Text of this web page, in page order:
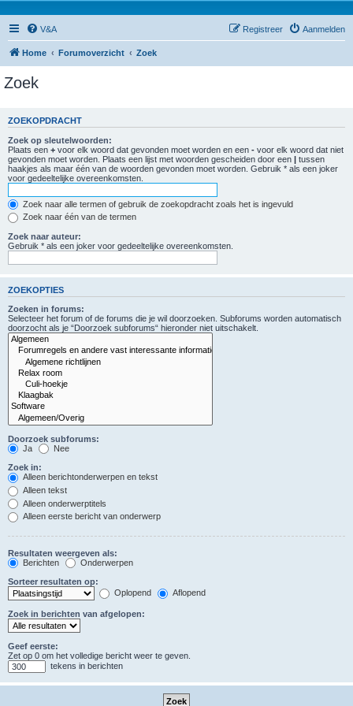
V&A Aanmelden
Registreer
Home Forumoverzicht Zoek
Zoek
ZOEKOPDRACHT
Zoek op sleutelwoorden:
Plaats een + voor elk woord dat gevonden moet worden en een - voor elk woord dat niet
gevonden moet worden. Plaats een lijst met woorden gescheiden door een | tussen
haakjes als maar één van de woorden gevonden moet worden. Gebruik * als een joker
voor gedeeltelijke overeenkomsten.
Zoek naar alle termen of gebruik de zoekopdracht zoals het is ingevuld
Zoek naar één van de termen
Zoek naar auteur:
Gebruik * als een joker voor gedeeltelijke overeenkomsten.
ZOEKOPTIES
Zoeken in forums:
Selecteer het forum of de forums die je wil doorzoeken. Subforums worden automatisch
doorzocht als je “Doorzoek subforums“ hieronder niet uitschakelt.
Doorzoek subforums:
Ja
Nee
Zoek in:
Alleen berichtonderwerpen en tekst
Alleen tekst
Alleen onderwerptitels
Alleen eerste bericht van onderwerp
Resultaten weergeven als:
Berichten
Onderwerpen
Sorteer resultaten op:
Oplopend
Aflopend
Zoek in berichten van afgelopen:
Geef eerste:
Zet op 0 om het volledige bericht weer te geven.
tekens in berichten